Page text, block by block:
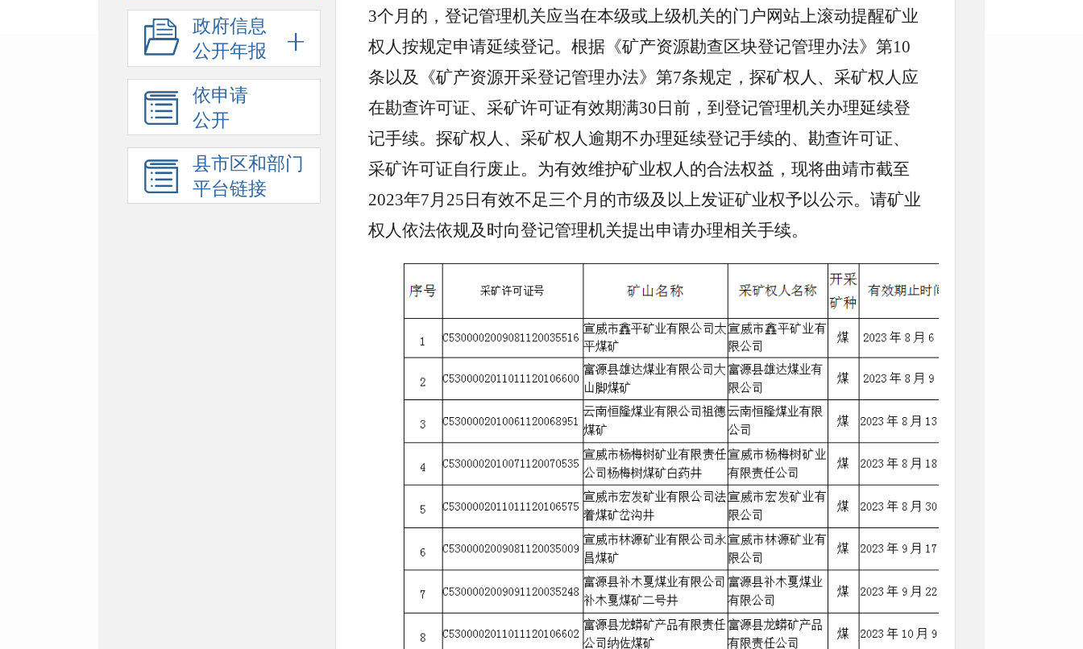
政府信息
公开年报
依申请
公开
县市区和部门
平台链接
3个月的，登记管理机关应当在本级或上级机关的门户网站上滚动提醒矿业
权人按规定申请延续登记。根据《矿产资源勘查区块登记管理办法》第10
条以及《矿产资源开采登记管理办法》第7条规定，探矿权人、采矿权人应
在勘查许可证、采矿许可证有效期满30日前，到登记管理机关办理延续登
记手续。探矿权人、采矿权人逾期不办理延续登记手续的、勘查许可证、
采矿许可证自行废止。为有效维护矿业权人的合法权益，现将曲靖市截至
2023年7月25日有效不足三个月的市级及以上发证矿业权予以公示。请矿业
权人依法依规及时向登记管理机关提出申请办理相关手续。